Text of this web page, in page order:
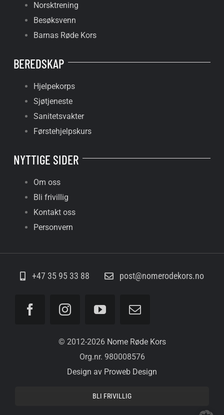
Norsktrening
Besøksvenn
Barnas Røde Kors
BEREDSKAP
Hjelpekorps
Sjøtjeneste
Sanitetsvakter
Førstehjelpskurs
NYTTIGE SIDER
Om oss
Bli frivillig
Kontakt oss
Personvern
+47 35 95 33 88 post@nomerodekors.no
© 2012-2026 Nome Røde Kors
Org.nr. 980008576
Design av Proweb Design
BLI FRIVILLIG